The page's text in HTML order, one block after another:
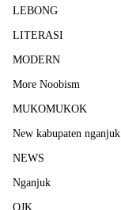
LEBONG
LITERASI
MODERN
More Noobism
MUKOMUKOK
New kabupaten nganjuk
NEWS
Nganjuk
OJK